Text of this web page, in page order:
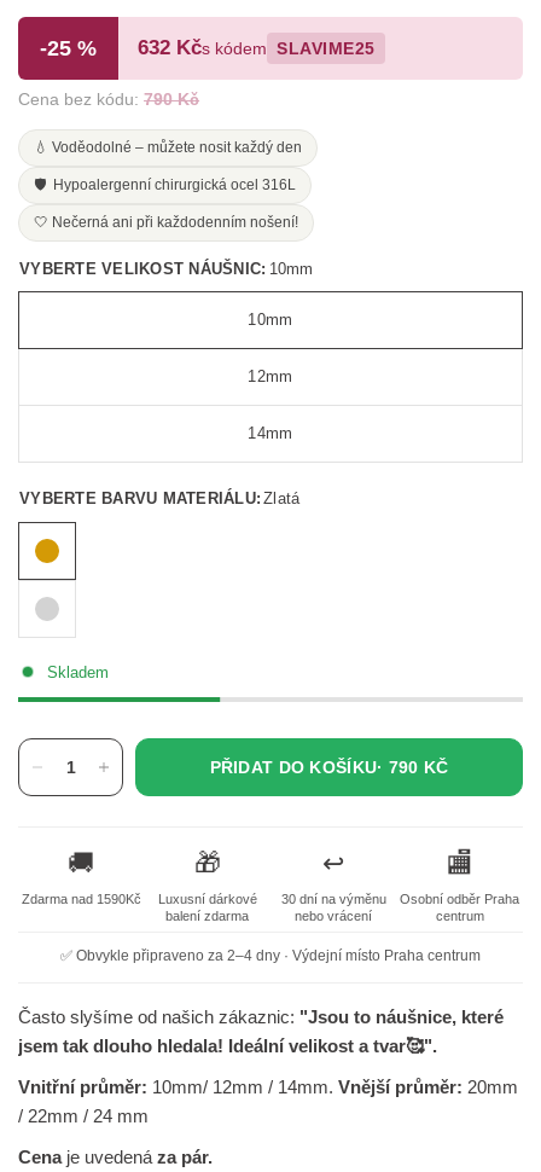
-25 % 632 Kčs kódem SLAVIME25
Cena bez kódu:790 Kč
💧 Voděodolné – můžete nosit každý den
🛡️ Hypoalergenní chirurgická ocel 316L
🤍 Nečerná ani při každodenním nošení!
VYBERTE VELIKOST NÁUŠNIC: 10mm
10mm
12mm
14mm
VYBERTE BARVU MATERIÁLU: Zlatá
Skladem
PŘIDAT DO KOŠÍKU· 790 KČ
🚚
Zdarma nad 1590Kč
🎁
Luxusní dárkové
balení zdarma
↩️
30 dní na výměnu
nebo vrácení
🏬
Osobní odběr Praha
centrum
✅ Obvykle připraveno za 2–4 dny · Výdejní místo Praha centrum
Často slyšíme od našich zákaznic: "Jsou to náušnice, které
jsem tak dlouho hledala! Ideální velikost a tvar🥰".
Vnitřní průměr: 10mm/ 12mm/ 14mm.Vnější průměr: 20mm
/ 22mm/ 24 mm
Cenaje uvedenáza pár.